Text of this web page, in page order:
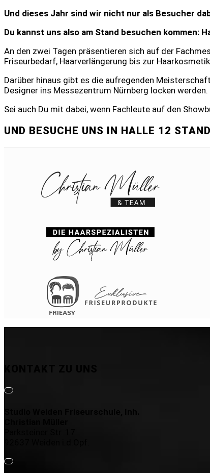
Und dieses Jahr sind wir nicht nur als Besucher
Du kannst uns also am Stand besuchen kommen:
An den zwei Tagen präsentieren sich auf der
Friseurbedarf, Haarverlängerung bis zur
Darüber hinaus gibt es die aufregenden
Designer ins Messezentrum Nürnberg locken werden.
Sei auch Du mit dabei, wenn Fachleute auf den
UND BESUCHE UNS IN HALLE 12